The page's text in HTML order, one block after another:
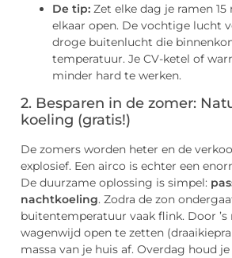
De tip: Zet elke dag je ramen
elkaar open. De vochtige lucht
droge buitenlucht die
temperatuur. Je CV-ketel of
minder hard te werken.
2. Besparen in de zomer:
koeling (gratis!)
De zomers worden heter en de
explosief. Een airco is echter een
De duurzame oplossing is simpel:
nachtkoeling. Zodra de zon
buitentemperatuur vaak flink. Door ’s
wagenwijd open te zetten
massa van je huis af. Overdag houd